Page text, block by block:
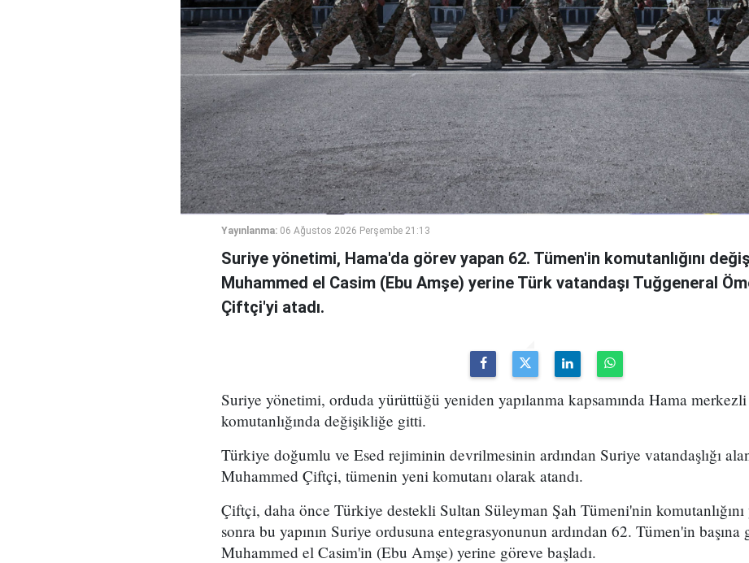
Yayınlanma: 06 Ağustos 2026 Perşembe 21:13
Suriye yönetimi, Hama'da görev yapan 62. Tümen'in komutanlığını
Muhammed el Casim (Ebu Amşe) yerine Türk vatandaşı Tuğgeneral
Çiftçi'yi atadı.
Suriye yönetimi, orduda yürüttüğü yeniden yapılanma kapsamında Hama
komutanlığında değişikliğe gitti.
Türkiye doğumlu ve Esed rejiminin devrilmesinin ardından Suriye vatandaşlığı
Muhammed Çiftçi, tümenin yeni komutanı olarak atandı.
Çiftçi, daha önce Türkiye destekli Sultan Süleyman Şah Tümeni'nin komutanlığını
sonra bu yapının Suriye ordusuna entegrasyonunun ardından 62. Tümen'in başına
Muhammed el Casim'in (Ebu Amşe) yerine göreve başladı.